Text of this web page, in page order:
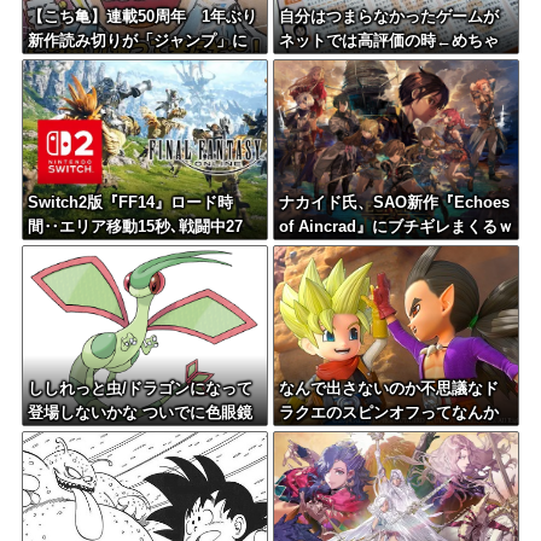
【こち亀】連載50周年 1年ぶり
新作読み切りが「ジャンプ」に
自分はつまらなかったゲームが
ネットでは高評価の時←めちゃ
くちゃムカつくよな
Switch2版『FF14』ロード時
間‥エリア移動15秒､戦闘中27
秒､蘇生20秒
ナカイド氏、SAO新作『Echoes
of Aincrad』にブチギレまくるｗ
ｗｗ
ししれっと虫/ドラゴンになって
登場しないかな ついでに色眼鏡
辺りも貰って
なんで出さないのか不思議なド
ラクエのスピンオフってなんか
ある？